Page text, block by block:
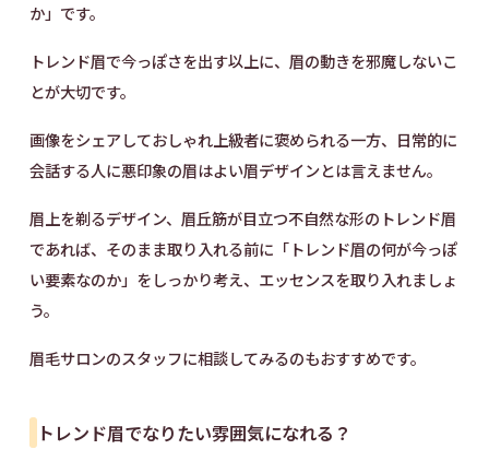
か」です。
トレンド眉で今っぽさを出す以上に、眉の動きを邪魔しないこ
とが大切です。
画像をシェアしておしゃれ上級者に褒められる一方、日常的に
会話する人に悪印象の眉はよい眉デザインとは言えません。
眉上を剃るデザイン、眉丘筋が目立つ不自然な形のトレンド眉
であれば、そのまま取り入れる前に「トレンド眉の何が今っぽ
い要素なのか」をしっかり考え、エッセンスを取り入れましょ
う。
眉毛サロンのスタッフに相談してみるのもおすすめです。
トレンド眉でなりたい雰囲気になれる？